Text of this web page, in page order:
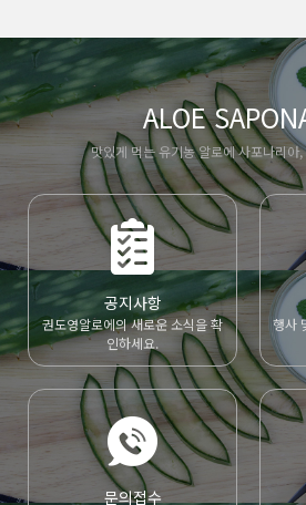
ALOE
맛있게 먹는 유기농 알로에 사포나리
공지사항
권도영알로에의 새로운 소식을 확
인하세요.
행사
문의접수